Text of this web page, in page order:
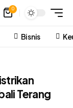
0
Bisnis
Terang